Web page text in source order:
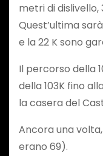
metri di dislivello,
Quest’ultima
e la 22 K sono
Il percorso della
della 103K fino
la casera del
Ancora una
erano 69).